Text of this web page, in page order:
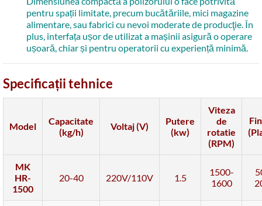
pentru spații limitate, precum bucătăriile, mici magazine
alimentare, sau fabrici cu nevoi moderate de producţie. În
plus, interfața ușor de utilizat a mașinii asigură o operare
ușoară, chiar și pentru operatorii cu experiență minimă.
Specificații tehnice
Model
Capacitate
(kg/h)
Voltaj (V)
Putere
(kw)
Viteza
de
rotatie
(RPM)
MK
HR-
1500
20-40 220V/110V 1.5
1500-
1600